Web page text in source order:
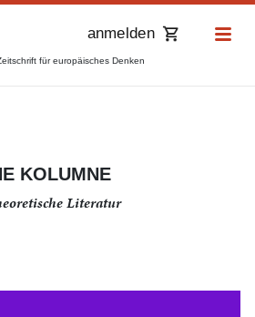
für europäisches Denken
anmelden
KOLUMNE
Literatur